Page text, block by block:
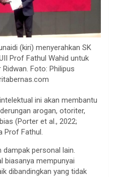
(kiri) menyerahkan SK
Prof Fathul Wahid untuk
Foto: Philipus
ini akan membantu
arogan, otoriter,
(Porter et al., 2022;
Prof Fathul.
dampak personal lain.
biasanya mempunyai
dibandingkan yang tidak